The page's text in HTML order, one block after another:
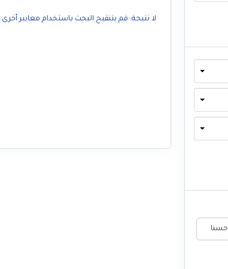
حسنا
لا نتيجة. قم بتنقيح البحث باستخدام معايير أخرى.